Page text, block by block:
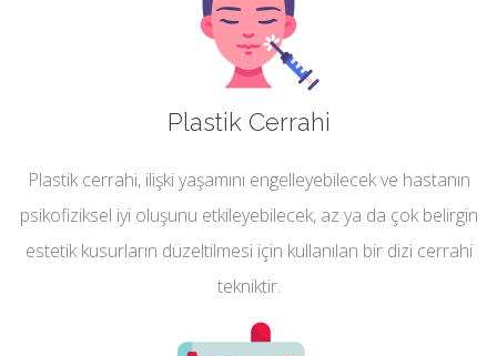
Plastik Cerrahi
Plastik cerrahi, ilişki yaşamını engelleyebilecek ve hastanın
psikofiziksel iyi oluşunu etkileyebilecek, az ya da çok belirgin
estetik kusurların düzeltilmesi için kullanılan bir dizi cerrahi
tekniktir.